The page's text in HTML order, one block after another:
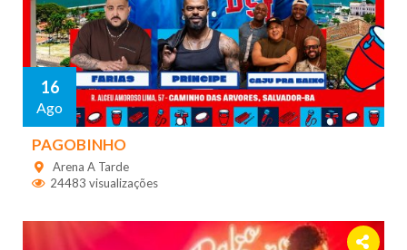
16
Ago
PAGOBINHO
Arena A Tarde
24483 visualizações